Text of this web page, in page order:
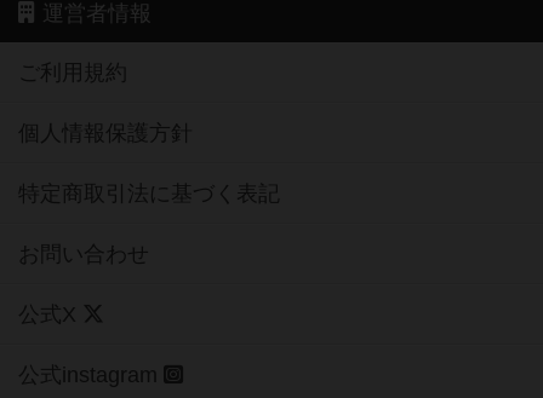
運営者情報
ご利用規約
個人情報保護方針
特定商取引法に基づく表記
お問い合わせ
公式X
公式instagram